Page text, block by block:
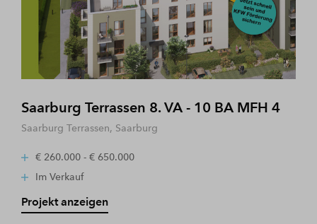
Saarburg Terrassen 8. VA - 10 BA MFH 4
Saarburg Terrassen, Saarburg
€ 260.000 - € 650.000
Im Verkauf
Projekt anzeigen